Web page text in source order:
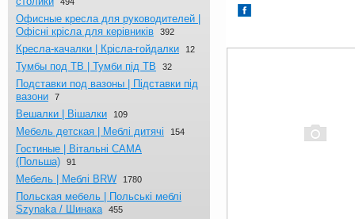
Офисные кресла для руководителей |
Офісні крісла для керівників
392
Кресла-качалки | Крісла-гойдалки 12
Тумбы под ТВ | Тумби під ТВ 32
Подставки под вазоны | Підставки під
вазони
7
Вешалки | Вішалки 109
Мебель детская | Меблі дитячі 154
Гостиные | Вітальні CAMA
(Польша)
91
Мебель | Меблі BRW 1780
Польская мебель | Польські меблі
Szynaka / Шинака
455